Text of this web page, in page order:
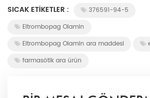
SICAK ETIKETLER :
376591-94-5
Eltrombopag Olamin
Eltrombopag Olamin ara maddesi
farmasötik ara ürün